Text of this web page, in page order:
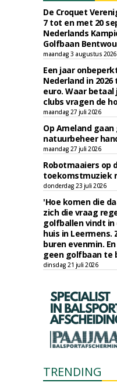
De Croquet
7 tot en met 20
Nederlands
Golfbaan
maandag 3 augustus 2026
Een jaar
Nederland in 2026
euro. Waar
clubs vragen de
maandag 27 juli 2026
Op Ameland
natuurbeheer
maandag 27 juli 2026
Robotmaaiers op
toekomstmuziek
donderdag 23 juli 2026
'Hoe komen die
zich die vraag
golfballen vindt in
huis in
buren evenmin.
geen golfbaan te
dinsdag 21 juli 2026
TRENDING